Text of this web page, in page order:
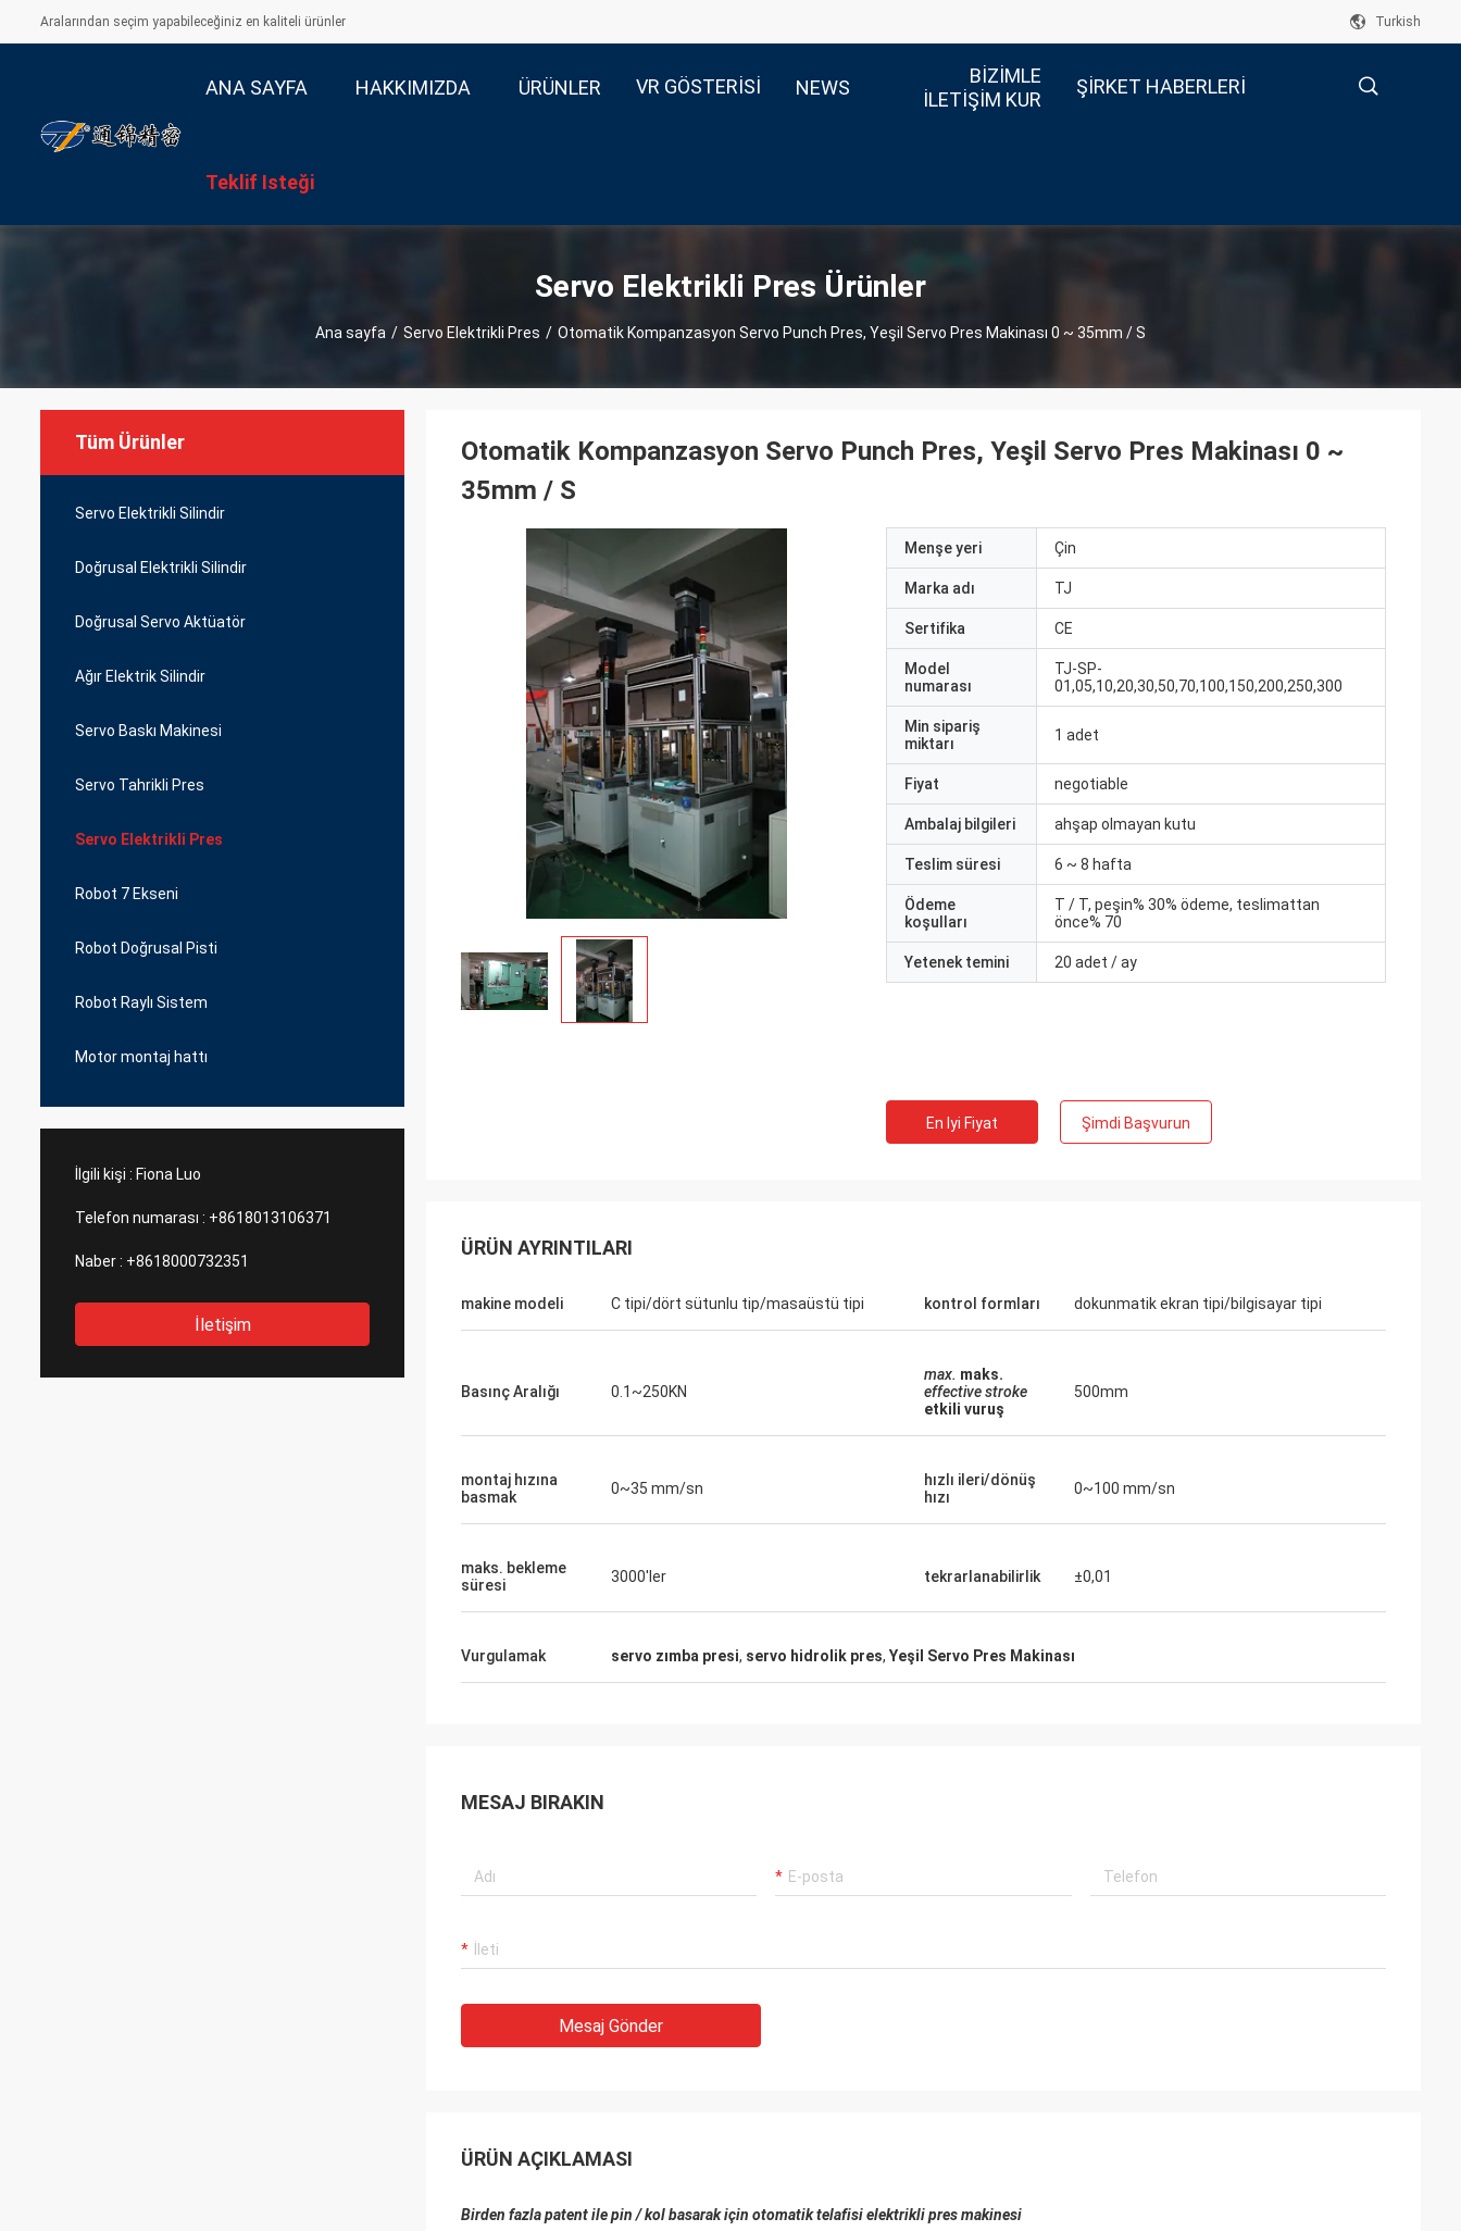
Aralarından seçim yapabileceğiniz en kaliteli ürünler Turkish
ANA SAYFA HAKKIMIZDA ÜRÜNLER VR GÖSTERISI NEWS
BIZIMLE
ILETIŞIM KUR
ŞIRKET HABERLERI
Teklif Isteği
Servo Elektrikli Pres Ürünler
Ana sayfa / Servo Elektrikli Pres / Otomatik Kompanzasyon Servo Punch Pres, Yeşil Servo Pres Makinası 0 ~ 35mm / S
Tüm Ürünler
Servo Elektrikli Silindir
Doğrusal Elektrikli Silindir
Doğrusal Servo Aktüatör
Ağır Elektrik Silindir
Servo Baskı Makinesi
Servo Tahrikli Pres
Servo Elektrikli Pres
Robot 7 Ekseni
Robot Doğrusal Pisti
Robot Raylı Sistem
Motor montaj hattı
İlgili kişi : Fiona Luo
Telefon numarası : +8618013106371
Naber : +8618000732351
İletişim
Otomatik Kompanzasyon Servo Punch Pres, Yeşil Servo Pres Makinası 0 ~
35mm / S
Menşe yeri Çin
Marka adı TJ
Sertifika CE
Model
numarası
TJ-SP-
01,05,10,20,30,50,70,100,150,200,250,300
Min sipariş
miktarı
1 adet
Fiyat negotiable
Ambalaj bilgileri ahşap olmayan kutu
Teslim süresi 6 ~ 8 hafta
Ödeme
koşulları
T / T, peşin% 30% ödeme, teslimattan
önce% 70
Yetenek temini 20 adet / ay
En Iyi Fiyat Şimdi Başvurun
ÜRÜN AYRINTILARI
makine modeli C tipi/dört sütunlu tip/masaüstü tipi kontrol formları dokunmatik ekran tipi/bilgisayar tipi
Basınç Aralığı 0.1~250KN
max. maks.
effective stroke
etkili vuruş
500mm
montaj hızına
basmak
0~35 mm/sn
hızlı ileri/dönüş
hızı
0~100 mm/sn
maks. bekleme
süresi
3000'ler tekrarlanabilirlik ±0,01
Vurgulamak servo zımba presi, servo hidrolik pres, Yeşil Servo Pres Makinası
MESAJ BIRAKIN
Mesaj Gönder
ÜRÜN AÇIKLAMASI
Birden fazla patent ile pin / kol basarak için otomatik telafisi elektrikli pres makinesi